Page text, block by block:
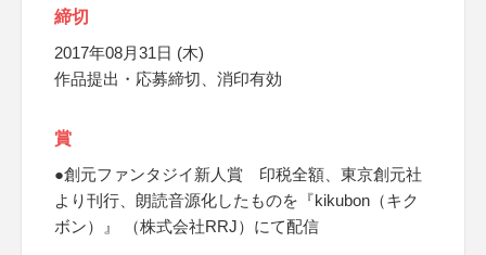
締切
2017年08月31日 (木)
作品提出・応募締切、消印有効
賞
●創元ファンタジイ新人賞 印税全額、東京創元社
より刊行、朗読音源化したものを『kikubon（キク
ボン）』 （株式会社RRJ）にて配信